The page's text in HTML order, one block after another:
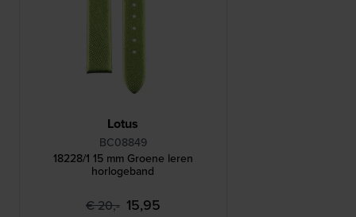
Lotus
BC08849
18228/1 15 mm Groene leren
horlogeband
€ 20,- 15,95